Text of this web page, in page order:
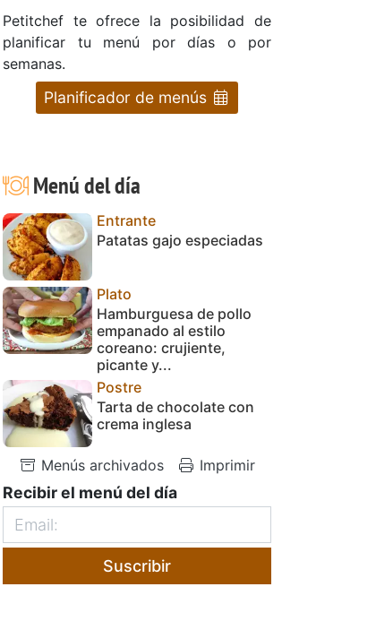
Petitchef te ofrece la posibilidad de
planificar tu menú por días o por
semanas.
Planificador de menús
Menú del día
Entrante
Patatas gajo especiadas
Plato
Hamburguesa de pollo
empanado al estilo
coreano: crujiente,
picante y...
Postre
Tarta de chocolate con
crema inglesa
Menús archivados Imprimir
Recibir el menú del día
Suscribir